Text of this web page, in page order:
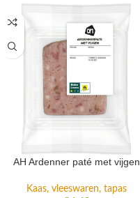
AH Ardenner paté met vijgen
Kaas, vleeswaren, tapas